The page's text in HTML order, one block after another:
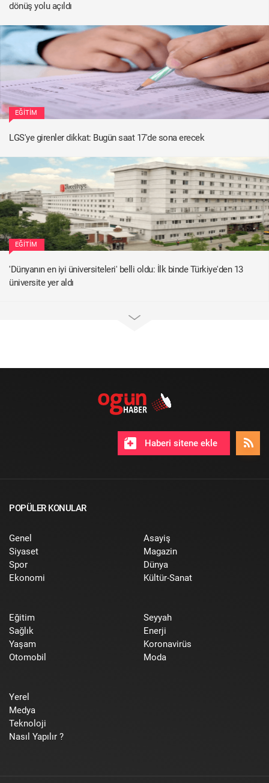
dönüş yolu açıldı
EĞITIM
LGS'ye girenler dikkat: Bugün saat 17'de sona erecek
EĞITIM
'Dünyanın en iyi üniversiteleri' belli oldu: İlk binde Türkiye'den 13
üniversite yer aldı
Haberi sitene ekle
POPÜLER KONULAR
Genel
Siyaset
Spor
Ekonomi
Asayiş
Magazin
Dünya
Kültür-Sanat
Eğitim
Sağlık
Yaşam
Otomobil
Seyyah
Enerji
Koronavirüs
Moda
Yerel
Medya
Teknoloji
Nasıl Yapılır ?